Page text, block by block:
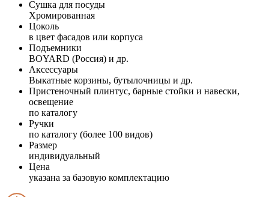
Сушка для посуды
Хромированная
Цоколь
в цвет фасадов или корпуса
Подъемники
BOYARD (Россия) и др.
Аксессуары
Выкатные корзины, бутылочницы и др.
Пристеночный плинтус, барные стойки и навески,
освещение
по каталогу
Ручки
по каталогу (более 100 видов)
Размер
индивидуальный
Цена
указана за базовую комплектацию